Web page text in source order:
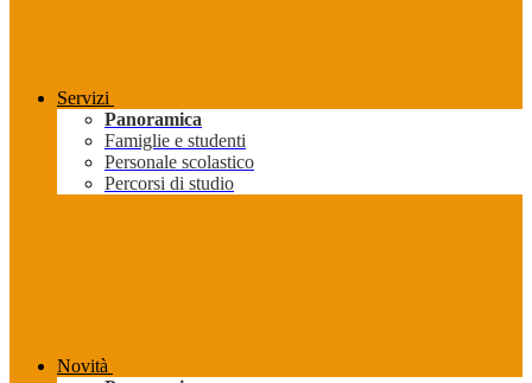
Servizi
Panoramica
Famiglie e studenti
Personale scolastico
Percorsi di studio
Novità